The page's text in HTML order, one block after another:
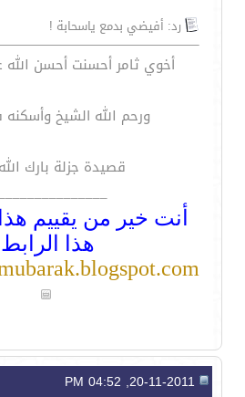
رد: أفيضي بدمع ياسحابة !
أخوي ثامر أحسنت أحسن الله
ورحم الله الشيخ
قصيدة جزلة بارك
أنت خير من يقييم
هذا